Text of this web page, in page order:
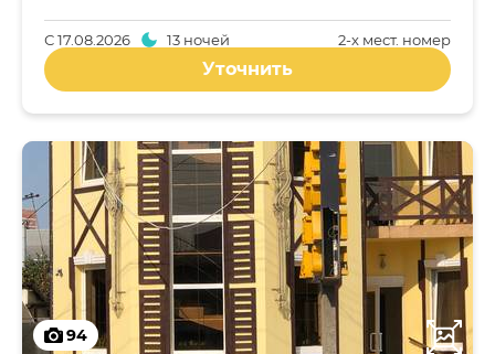
2-x мест. номер
С17.08.2026 13 ночей
Уточнить
94